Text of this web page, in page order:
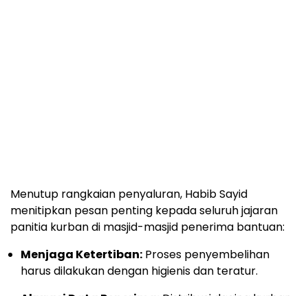
Menutup rangkaian penyaluran, Habib Sayid
menitipkan pesan penting kepada seluruh jajaran
panitia kurban di masjid-masjid penerima bantuan:
Menjaga Ketertiban: Proses penyembelihan
harus dilakukan dengan higienis dan teratur.